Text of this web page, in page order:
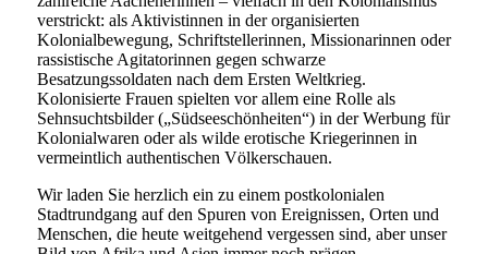
verstrickt: als Aktivistinnen in der organisierten
Kolonialbewegung, Schriftstellerinnen, Missionarinnen oder
rassistische Agitatorinnen gegen schwarze
Besatzungssoldaten nach dem Ersten Weltkrieg.
Kolonisierte Frauen spielten vor allem eine Rolle als
Sehnsuchtsbilder („Südseeschönheiten“) in der Werbung für
Kolonialwaren oder als wilde erotische Kriegerinnen in
vermeintlich authentischen Völkerschauen.
Wir laden Sie herzlich ein zu einem postkolonialen
Stadtrundgang auf den Spuren von Ereignissen, Orten und
Menschen, die heute weitgehend vergessen sind, aber unser